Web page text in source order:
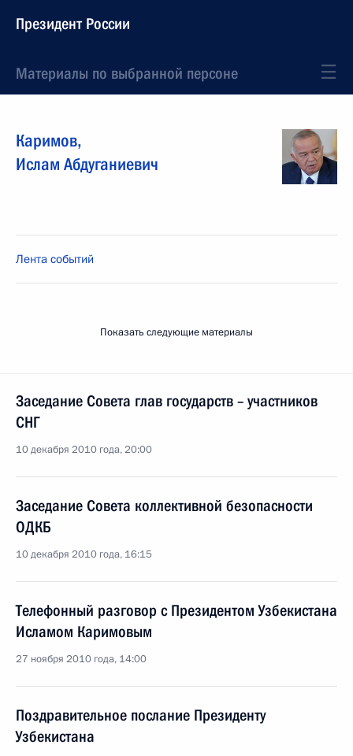
Президент России
Материалы по выбранной персоне
Каримов,
Ислам Абдуганиевич
Лента событий
Показать следующие материалы
Заседание Совета глав государств – участников
СНГ
10 декабря 2010 года, 20:00
Заседание Совета коллективной безопасности
ОДКБ
10 декабря 2010 года, 16:15
Телефонный разговор с Президентом Узбекистана
Исламом Каримовым
27 ноября 2010 года, 14:00
Поздравительное послание Президенту
Узбекистана